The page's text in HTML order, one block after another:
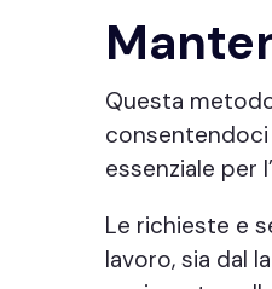
Questa
consentendoci
essenziale per
Le richieste e
lavoro, sia dal